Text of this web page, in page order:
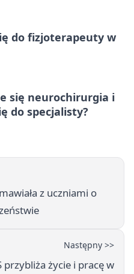
do fizjoterapeuty w
się neurochirurgia i
do specjalisty?
z uczniami o
Następny >>
przybliża życie i pracę w